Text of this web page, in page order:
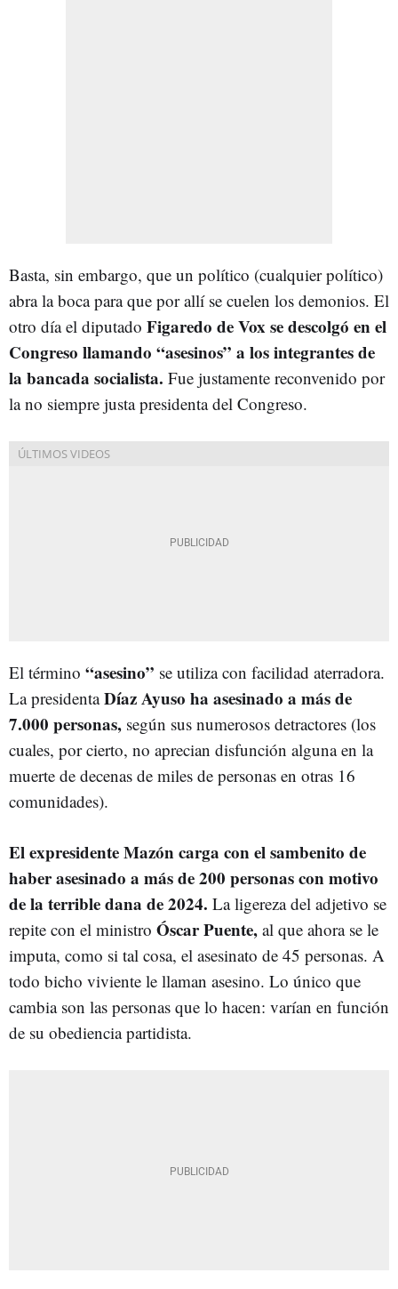
Basta, sin embargo, que un político (cualquier político)
abra la boca para que por allí se cuelen los demonios. El
otro día el diputado Figaredo de Vox se descolgó en el
Congreso llamando “asesinos” a los integrantes de
la bancada socialista. Fue justamente reconvenido por
la no siempre justa presidenta del Congreso.
El término “asesino” se utiliza con facilidad aterradora.
La presidentaDíaz Ayuso ha asesinado a más de
7.000 personas, según sus numerosos detractores (los
cuales, por cierto, no aprecian disfunción alguna en la
muerte de decenas de miles de personas en otras 16
comunidades).
El expresidente Mazón carga con el sambenito de
haber asesinado a más de 200 personas con motivo
de la terrible dana de 2024. La ligereza del adjetivo se
repite con el ministro Óscar Puente, al que ahora se le
imputa, como si tal cosa, el asesinato de 45 personas. A
todo bicho viviente le llaman asesino. Lo único que
cambia son las personas que lo hacen: varían en función
de su obediencia partidista.